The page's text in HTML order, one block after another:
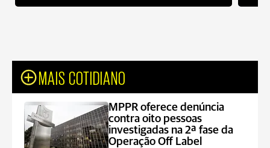
MAIS COTIDIANO
MPPR oferece denúncia
contra oito pessoas
investigadas na 2ª fase da
Operação Off Label